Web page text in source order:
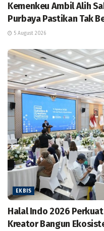
Kemenkeu Ambil Alih
Purbaya Pastikan Tak
5 August 2026
EKBIS
Halal Indo 2026
Kreator Bangun